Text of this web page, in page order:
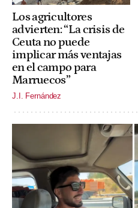
Los agricultores
advierten: “La crisis de
Ceuta no puede
implicar más ventajas
en el campo para
Marruecos”
J.I. Fernández